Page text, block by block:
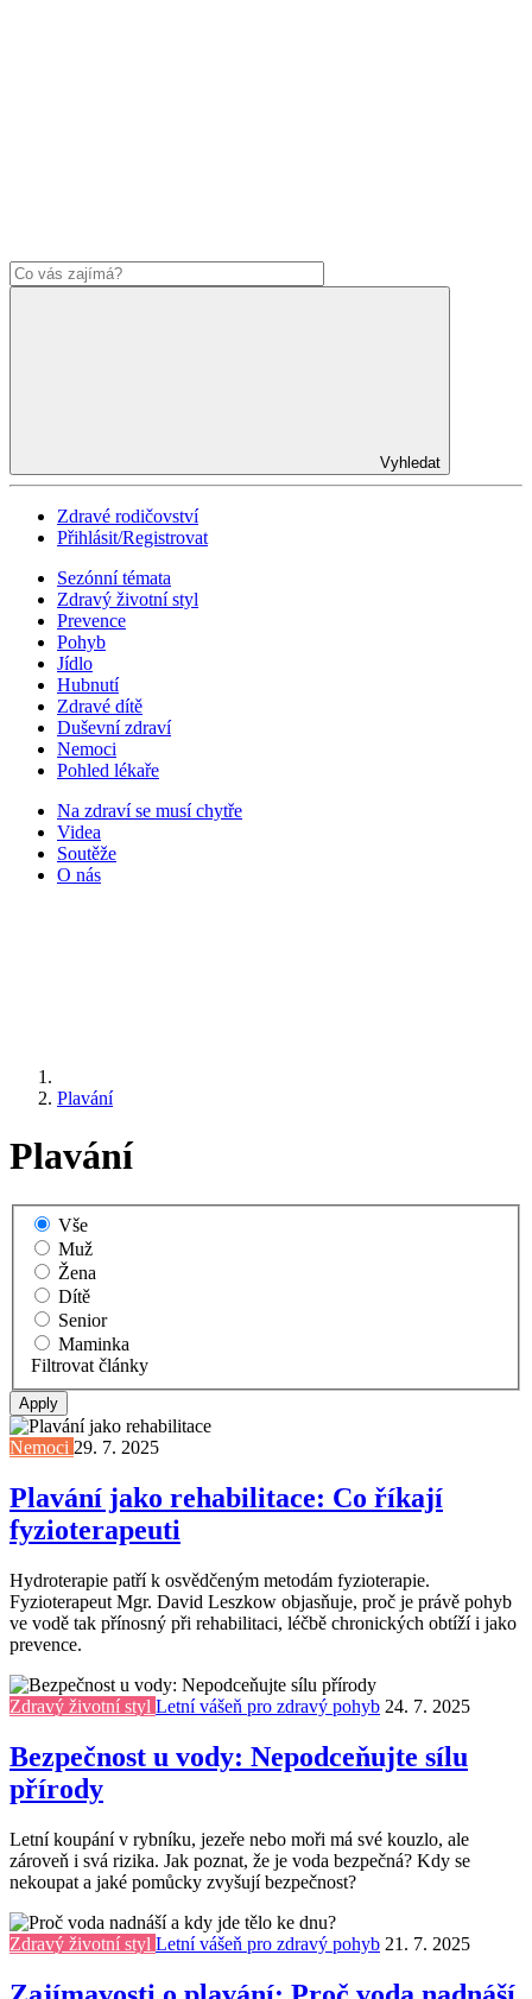
Vyhledat
Zdravé rodičovství
Přihlásit/Registrovat
Sezónní témata
Zdravý životní styl
Prevence
Pohyb
Jídlo
Hubnutí
Zdravé dítě
Duševní zdraví
Nemoci
Pohled lékaře
Na zdraví se musí chytře
Videa
Soutěže
O nás
Plavání
Plavání
Vše
Muž
Žena
Dítě
Senior
Maminka
Filtrovat články
Nemoci 29. 7. 2025
Plavání jako rehabilitace: Co říkají
fyzioterapeuti
Hydroterapie patří k osvědčeným metodám fyzioterapie.
Fyzioterapeut Mgr. David Leszkow objasňuje, proč je právě pohyb
ve vodě tak přínosný při rehabilitaci, léčbě chronických obtíží i jako
prevence.
Zdravý životní styl Letní vášeň pro zdravý pohyb 24. 7. 2025
Bezpečnost u vody: Nepodceňujte sílu
přírody
Letní koupání v rybníku, jezeře nebo moři má své kouzlo, ale
zároveň i svá rizika. Jak poznat, že je voda bezpečná? Kdy se
nekoupat a jaké pomůcky zvyšují bezpečnost?
Zdravý životní styl Letní vášeň pro zdravý pohyb 21. 7. 2025